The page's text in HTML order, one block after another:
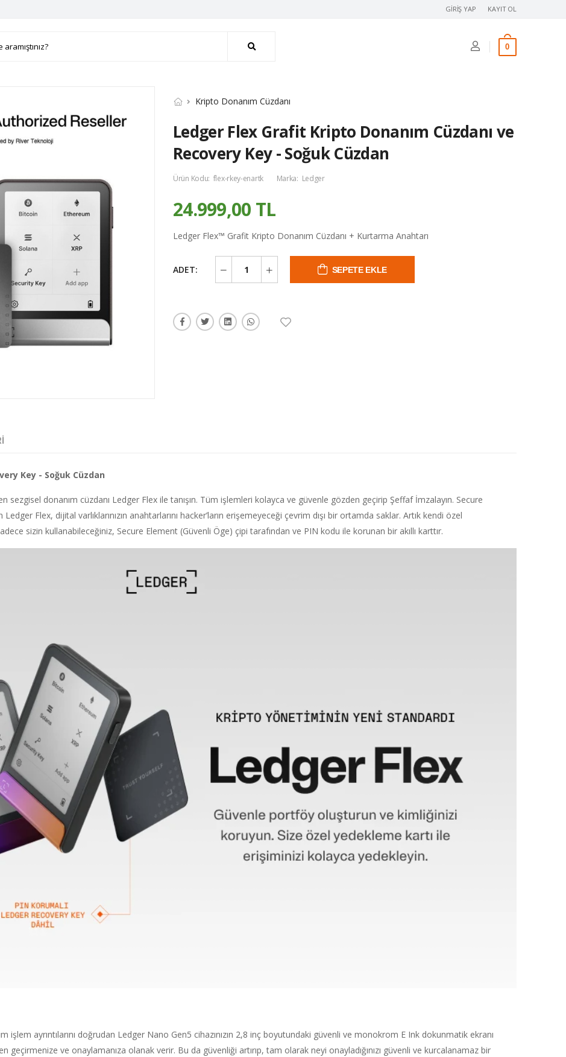
GIRIŞ YAP KAYIT OL
0
Kripto Donanım Cüzdanı
Ledger Flex Grafit Kripto Donanım Cüzdanı ve
Recovery Key - Soğuk Cüzdan
Ürün Kodu: flex-rkey-enartk Marka: Ledger
24.999,00 TL
Ledger Flex™ Grafit Kripto Donanım Cüzdanı + Kurtarma Anahtarı
ADET: SEPETE EKLE
Key - Soğuk Cüzdan
sezgisel donanım cüzdanı Ledger Flex ile tanışın. Tüm işlemleri kolayca ve güvenle gözden geçirip Şeffaf İmzalayın. Secure
Flex, dijital varlıklarınızın anahtarlarını hacker’ların erişemeyeceği çevrim dışı bir ortamda saklar. Artık kendi özel
sizin kullanabileceğiniz, Secure Element (Güvenli Öge) çipi tarafından ve PIN kodu ile korunan bir akıllı karttır.
ayrıntılarını doğrudan Ledger Nano Gen5 cihazınızın 2,8 inç boyutundaki güvenli ve monokrom E Ink dokunmatik ekranı
ve onaylamanıza olanak verir. Bu da güvenliği artırıp, tam olarak neyi onayladığınızı güvenli ve kurcalanamaz bir